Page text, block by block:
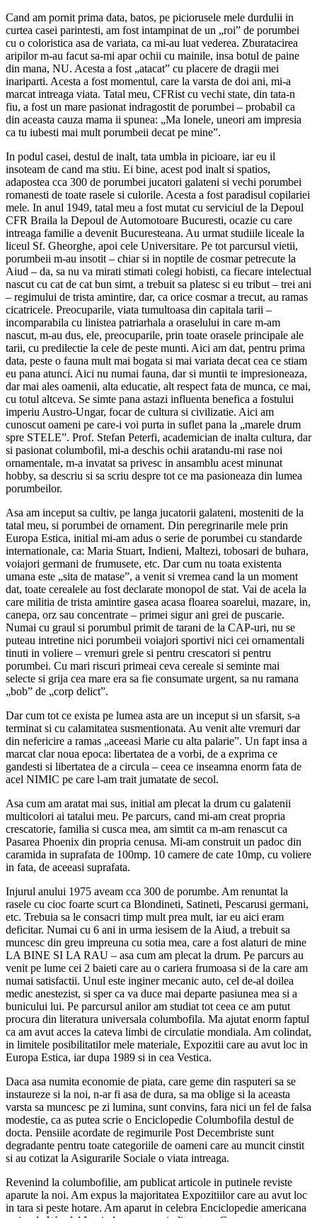
Cand am pornit prima data, batos, pe piciorusele mele durdulii in
curtea casei parintesti, am fost intampinat de un „roi” de porumbei
cu o coloristica asa de variata, ca mi-au luat vederea. Zburatacirea
aripilor m-au facut sa-mi apar ochii cu mainile, insa botul de paine
din mana, NU. Acesta a fost „atacat” cu placere de dragii mei
inariparti. Acesta a fost momentul, care la varsta de doi ani, mi-a
marcat intreaga viata. Tatal meu, CFRist cu vechi state, din tata-n
fiu, a fost un mare pasionat indragostit de porumbei – probabil ca
din aceasta cauza mama ii spunea: „Ma Ionele, uneori am impresia
ca tu iubesti mai mult porumbeii decat pe mine”.
In podul casei, destul de inalt, tata umbla in picioare, iar eu il
insoteam de cand ma stiu. Ei bine, acest pod inalt si spatios,
adapostea cca 300 de porumbei jucatori galateni si vechi porumbei
romanesti de toate rasele si culorile. Acesta a fost paradisul copilariei
mele. In anul 1949, tatal meu a fost mutat cu serviciul de la Depoul
CFR Braila la Depoul de Automotoare Bucuresti, ocazie cu care
intreaga familie a devenit Bucuresteana. Au urmat studiile liceale la
liceul Sf. Gheorghe, apoi cele Universitare. Pe tot parcursul vietii,
porumbeii m-au insotit – chiar si in noptile de cosmar petrecute la
Aiud – da, sa nu va mirati stimati colegi hobisti, ca fiecare intelectual
nascut cu cat de cat bun simt, a trebuit sa platesc si eu tribut – trei ani
– regimului de trista amintire, dar, ca orice cosmar a trecut, au ramas
cicatricele. Preocuparile, viata tumultoasa din capitala tarii –
incomparabila cu linistea patriarhala a oraselului in care m-am
nascut, m-au dus, ele, preocuparile, prin toate orasele principale ale
tarii, cu predilectie la cele de peste munti. Aici am dat, pentru prima
data, peste o fauna mult mai bogata si mai variata decat cea ce stiam
eu pana atunci. Aici nu numai fauna, dar si muntii te impresioneaza,
dar mai ales oamenii, alta educatie, alt respect fata de munca, ce mai,
cu totul altceva. Se simte pana astazi influenta benefica a fostului
imperiu Austro-Ungar, focar de cultura si civilizatie. Aici am
cunoscut oameni pe care-i voi purta in suflet pana la „marele drum
spre STELE”. Prof. Stefan Peterfi, academician de inalta cultura, dar
si pasionat columbofil, mi-a deschis ochii aratandu-mi rase noi
ornamentale, m-a invatat sa privesc in ansamblu acest minunat
hobby, sa descriu si sa scriu despre tot ce ma pasioneaza din lumea
porumbeilor.
Asa am inceput sa cultiv, pe langa jucatorii galateni, mosteniti de la
tatal meu, si porumbei de ornament. Din peregrinarile mele prin
Europa Estica, initial mi-am adus o serie de porumbei cu standarde
internationale, ca: Maria Stuart, Indieni, Maltezi, tobosari de buhara,
voiajori germani de frumusete, etc. Dar cum nu toata existenta
umana este „sita de matase”, a venit si vremea cand la un moment
dat, toate cerealele au fost declarate monopol de stat. Vai de acela la
care militia de trista amintire gasea acasa floarea soarelui, mazare, in,
canepa, orz sau concentrate – primei sigur ani grei de puscarie.
Numai cu graul si porumbul primit de tarani de la CAP-uri, nu se
puteau intretine nici porumbeii voiajori sportivi nici cei ornamentali
tinuti in voliere – vremuri grele si pentru crescatori si pentru
porumbei. Cu mari riscuri primeai ceva cereale si seminte mai
selecte si grija cea mare era sa fie consumate urgent, sa nu ramana
„bob” de „corp delict”.
Dar cum tot ce exista pe lumea asta are un inceput si un sfarsit, s-a
terminat si cu calamitatea susmentionata. Au venit alte vremuri dar
din nefericire a ramas „aceeasi Marie cu alta palarie”. Un fapt insa a
marcat clar noua epoca: libertatea de a vorbi, de a exprima ce
gandesti si libertatea de a circula – ceea ce inseamna enorm fata de
acel NIMIC pe care l-am trait jumatate de secol.
Asa cum am aratat mai sus, initial am plecat la drum cu galatenii
multicolori ai tatalui meu. Pe parcurs, cand mi-am creat propria
crescatorie, familia si cusca mea, am simtit ca m-am renascut ca
Pasarea Phoenix din propria cenusa. Mi-am construit un padoc din
caramida in suprafata de 100mp. 10 camere de cate 10mp, cu voliere
in fata, de aceeasi suprafata.
Injurul anului 1975 aveam cca 300 de porumbe. Am renuntat la
rasele cu cioc foarte scurt ca Blondineti, Satineti, Pescarusi germani,
etc. Trebuia sa le consacri timp mult prea mult, iar eu aici eram
deficitar. Numai cu 6 ani in urma iesisem de la Aiud, a trebuit sa
muncesc din greu impreuna cu sotia mea, care a fost alaturi de mine
LA BINE SI LA RAU – asa cum am plecat la drum. Pe parcurs au
venit pe lume cei 2 baieti care au o cariera frumoasa si de la care am
numai satisfactii. Unul este inginer mecanic auto, cel de-al doilea
medic anestezist, si sper ca va duce mai departe pasiunea mea si a
bunicului lui. Pe parcursul anilor am studiat tot ceea ce am putut
procura din literatura universala columbofila. Ma ajutat enorm faptul
ca am avut acces la cateva limbi de circulatie mondiala. Am colindat,
in limitele posibilitatilor mele materiale, Expozitii care au avut loc in
Europa Estica, iar dupa 1989 si in cea Vestica.
Daca asa numita economie de piata, care geme din rasputeri sa se
instaureze si la noi, n-ar fi asa de dura, sa ma oblige si la aceasta
varsta sa muncesc pe zi lumina, sunt convins, fara nici un fel de falsa
modestie, ca as putea scrie o Enciclopedie Columbofila destul de
docta. Pensiile acordate de regimurile Post Decembriste sunt
degradante pentru toate categoriile de oameni care au muncit cinstit
si au cotizat la Asigurarile Sociale o viata intreaga.
Revenind la columbofilie, am publicat articole in putinele reviste
aparute la noi. Am expus la majoritatea Expozitiilor care au avut loc
in tara si peste hotare. Am aparut in celebra Enciclopedie americana